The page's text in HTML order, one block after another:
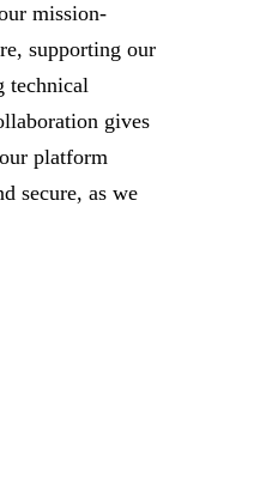
mission-
supporting our
technical
gives
platform
secure, as we